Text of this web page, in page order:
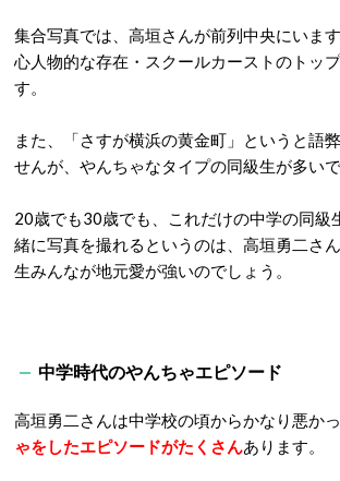
集合写真では、高垣さんが前列中央にいま
心人物的な存在・スクールカーストのトッ
す。
また、「さすが横浜の黄金町」というと語
せんが、やんちゃなタイプの同級生が多いで
20歳でも30歳でも、これだけの中学の同級
緒に写真を撮れるというのは、高垣勇二さ
生みんなが地元愛が強いのでしょう。
中学時代のやんちゃエピソード
高垣勇二さんは中学校の頃からかなり悪かっ
ゃをしたエピソードがたくさんあります。